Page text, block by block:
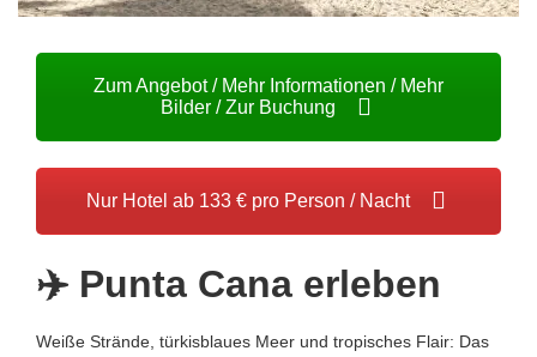
Zum Angebot / Mehr Informationen / Mehr
Bilder / Zur Buchung
Nur Hotel ab 133 € pro Person / Nacht
✈️ Punta Cana erleben
Weiße Strände, türkisblaues Meer und tropisches Flair: Das